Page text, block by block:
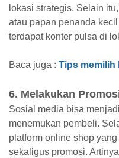
lokasi strategis. Selain
atau papan penanda
terdapat konter pulsa di
Baca juga : Tips memilih
6. Melakukan
Sosial media bisa
menemukan pembeli.
platform online shop
sekaligus promosi.